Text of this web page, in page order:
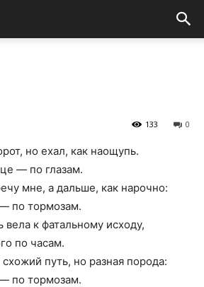
0
133
но ехал, как наощупь.
— по глазам.
мне, а дальше, как нарочно:
по тормозам.
вела к фатальному исходу,
по часам.
путь, но разная порода:
по тормозам.